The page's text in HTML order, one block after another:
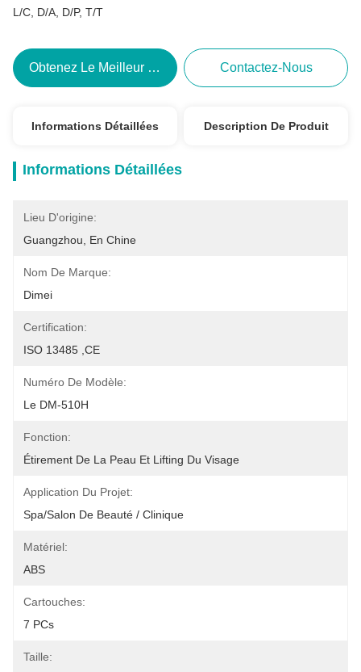
L/C, D/A, D/P, T/T
Obtenez Le Meilleur Prix Contactez-Nous
Informations Détaillées Description De Produit
Informations Détaillées
Lieu D'origine:
Guangzhou, En Chine
Nom De Marque:
Dimei
Certification:
ISO 13485 ,CE
Numéro De Modèle:
Le DM-510H
Fonction:
Étirement De La Peau Et Lifting Du Visage
Application Du Projet:
Spa/salon De Beauté / Clinique
Matériel:
ABS
Cartouches:
7 PCs
Taille: